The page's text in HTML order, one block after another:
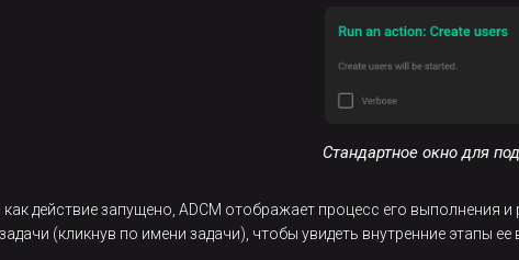
Стандартное окно для
как действие запущено, ADCM отображает процесс его выполнения и
(кликнув по имени задачи), чтобы увидеть внутренние этапы